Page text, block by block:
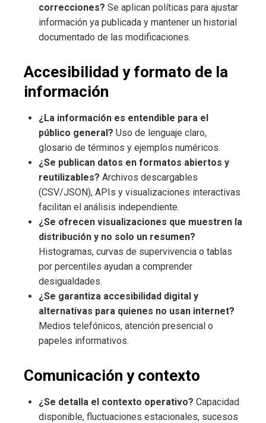
correcciones? Se aplican políticas para ajustar
información ya publicada y mantener un historial
documentado de las modificaciones.
Accesibilidad y formato de la
información
¿La información es entendible para el
público general? Uso de lenguaje claro,
glosario de términos y ejemplos numéricos.
¿Se publican datos en formatos abiertos y
reutilizables? Archivos descargables
(CSV/JSON), APIs y visualizaciones interactivas
facilitan el análisis independiente.
¿Se ofrecen visualizaciones que muestren la
distribución y no solo un resumen?
Histogramas, curvas de supervivencia o tablas
por percentiles ayudan a comprender
desigualdades.
¿Se garantiza accesibilidad digital y
alternativas para quienes no usan internet?
Medios telefónicos, atención presencial o
papeles informativos.
Comunicación y contexto
¿Se detalla el contexto operativo? Capacidad
disponible, fluctuaciones estacionales, sucesos